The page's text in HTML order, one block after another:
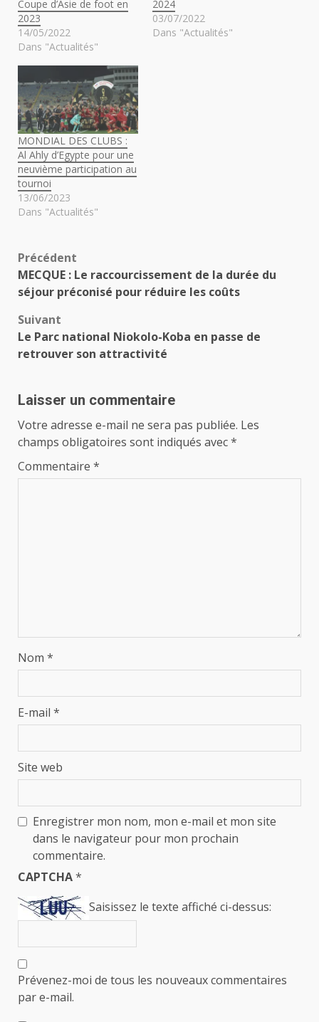
Coupe d’Asie de foot en
2023
14/05/2022
Dans "Actualités"
2024
03/07/2022
Dans "Actualités"
MONDIAL DES CLUBS :
Al Ahly d’Egypte pour une
neuvième participation au
tournoi
13/06/2023
Dans "Actualités"
Navigation
d’article
Précédent
MECQUE : Le raccourcissement de la durée du
séjour préconisé pour réduire les coûts
Suivant
Le Parc national Niokolo-Koba en passe de
retrouver son attractivité
Laisser un commentaire
Votre adresse e-mail ne sera pas publiée. Les
champs obligatoires sont indiqués avec*
Commentaire *
Nom *
E-mail *
Site web
Enregistrer mon nom, mon e-mail et mon site
dans le navigateur pour mon prochain
commentaire.
CAPTCHA*
Saisissez le texte affiché ci-dessus:
Prévenez-moi de tous les nouveaux commentaires
par e-mail.